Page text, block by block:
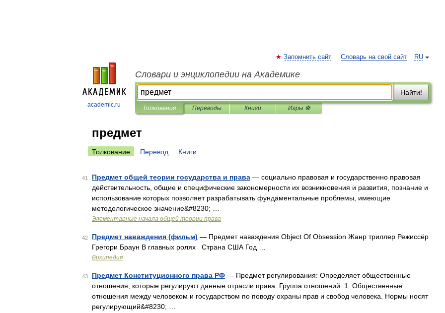
academic.ru
RU
Запомнить сайт Словарь на свой сайт
Словари и энциклопедии на Академике
Найти!
Толкования Переводы Книги Игры ⚽
предмет
Толкование Перевод Книги
41 Предмет общей теории государства и права — социально правовая и государственно правовая
действительность, общие и специфические закономерности их возникновения и развития, познание и
использование которых позволяет разрабатывать фундаментальные проблемы, имеющие
методологическое значение&#8230; …
Элементарные начала общей теории права
42 Предмет наваждения (фильм) — Предмет наваждения Object Of Obsession Жанр триллер Режиссёр
Грегори Браун В главных ролях Страна США Год …
Википедия
43 Предмет Конституционного права РФ — Предмет регулирования: Определяет общественные
отношения, которые регулируют данные отрасли права. Группа отношений: 1. Общественные
отношения между человеком и государством по поводу охраны прав и свобод человека. Нормы носят
регулирующий&#8230; …